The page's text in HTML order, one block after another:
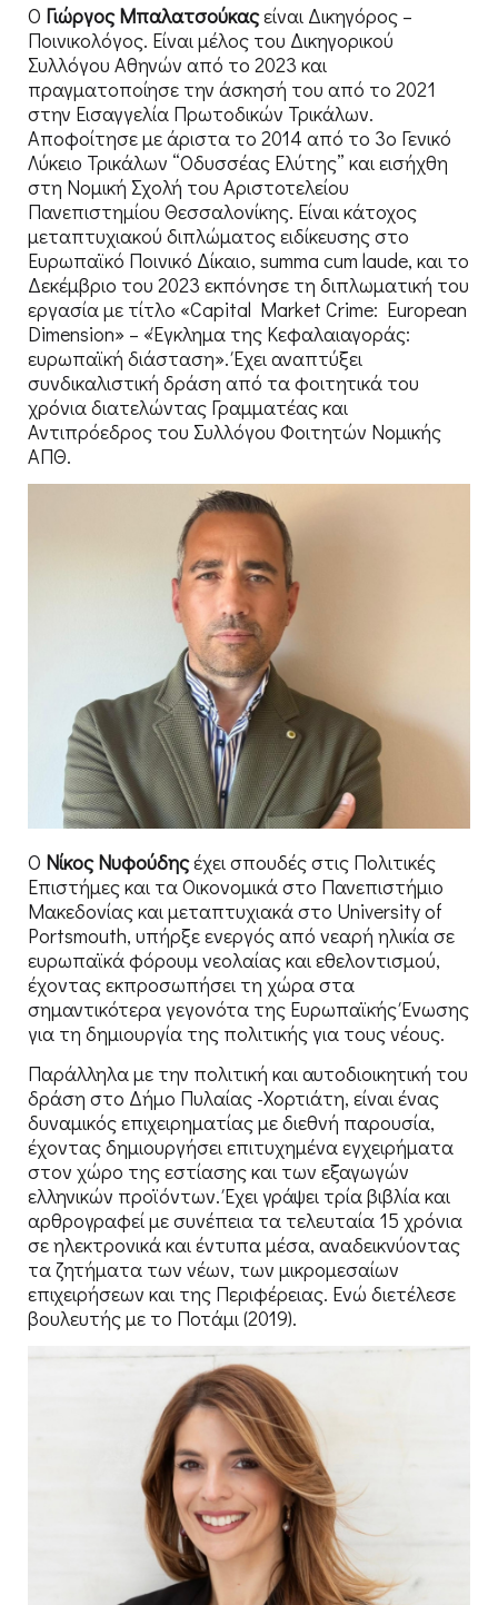
Ο Γιώργος Μπαλατσούκαςείναι Δικηγόρος –
Ποινικολόγος. Είναι μέλος του Δικηγορικού
Συλλόγου Αθηνών από το 2023 και
πραγματοποίησε την άσκησή του από το 2021
στην Εισαγγελία Πρωτοδικών Τρικάλων.
Αποφοίτησε με άριστα το 2014 από το 3ο Γενικό
Λύκειο Τρικάλων “Οδυσσέας Ελύτης” και εισήχθη
στη Νομική Σχολή του Αριστοτελείου
Πανεπιστημίου Θεσσαλονίκης. Είναι κάτοχος
μεταπτυχιακού διπλώματος ειδίκευσης στο
Ευρωπαϊκό Ποινικό Δίκαιο, summa cum laude, και το
Δεκέμβριο του 2023 εκπόνησε τη διπλωματική του
εργασία με τίτλο «Capital Market Crime: European
Dimension» – «Έγκλημα της Κεφαλαιαγοράς:
ευρωπαϊκή διάσταση». Έχει αναπτύξει
συνδικαλιστική δράση από τα φοιτητικά του
χρόνια διατελώντας Γραμματέας και
Αντιπρόεδρος του Συλλόγου Φοιτητών Νομικής
ΑΠΘ.
Ο Νίκος Νυφούδηςέχει σπουδές στις Πολιτικές
Επιστήμες και τα Οικονομικά στο Πανεπιστήμιο
Μακεδονίας και μεταπτυχιακά στο University of
Portsmouth, υπήρξε ενεργός από νεαρή ηλικία σε
ευρωπαϊκά φόρουμ νεολαίας και εθελοντισμού,
έχοντας εκπροσωπήσει τη χώρα στα
σημαντικότερα γεγονότα της Ευρωπαϊκής Ένωσης
για τη δημιουργία της πολιτικής για τους νέους.
Παράλληλα με την πολιτική και αυτοδιοικητική του
δράση στο Δήμο Πυλαίας -Χορτιάτη, είναι ένας
δυναμικός επιχειρηματίας με διεθνή παρουσία,
έχοντας δημιουργήσει επιτυχημένα εγχειρήματα
στον χώρο της εστίασης και των εξαγωγών
ελληνικών προϊόντων. Έχει γράψει τρία βιβλία και
αρθρογραφεί με συνέπεια τα τελευταία 15 χρόνια
σε ηλεκτρονικά και έντυπα μέσα, αναδεικνύοντας
τα ζητήματα των νέων, των μικρομεσαίων
επιχειρήσεων και της Περιφέρειας. Ενώ διετέλεσε
βουλευτής με το Ποτάμι (2019).